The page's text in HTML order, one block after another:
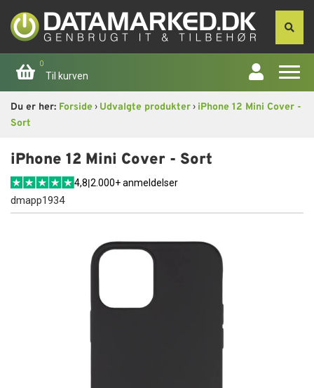
0
Til kurven
Forside
Apple
Computer
Du er her: Forside› Udvalgte produkter› iPhone 12 Mini Cover -
Sort
iPhone 12 Mini Cover - Sort
4,8|2.000+ anmeldelser
dmapp1934